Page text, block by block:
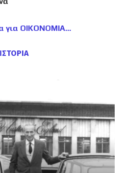
για ΟΙΚΟΝΟΜΙΑ
ΙΣΤΟΡΙΑ